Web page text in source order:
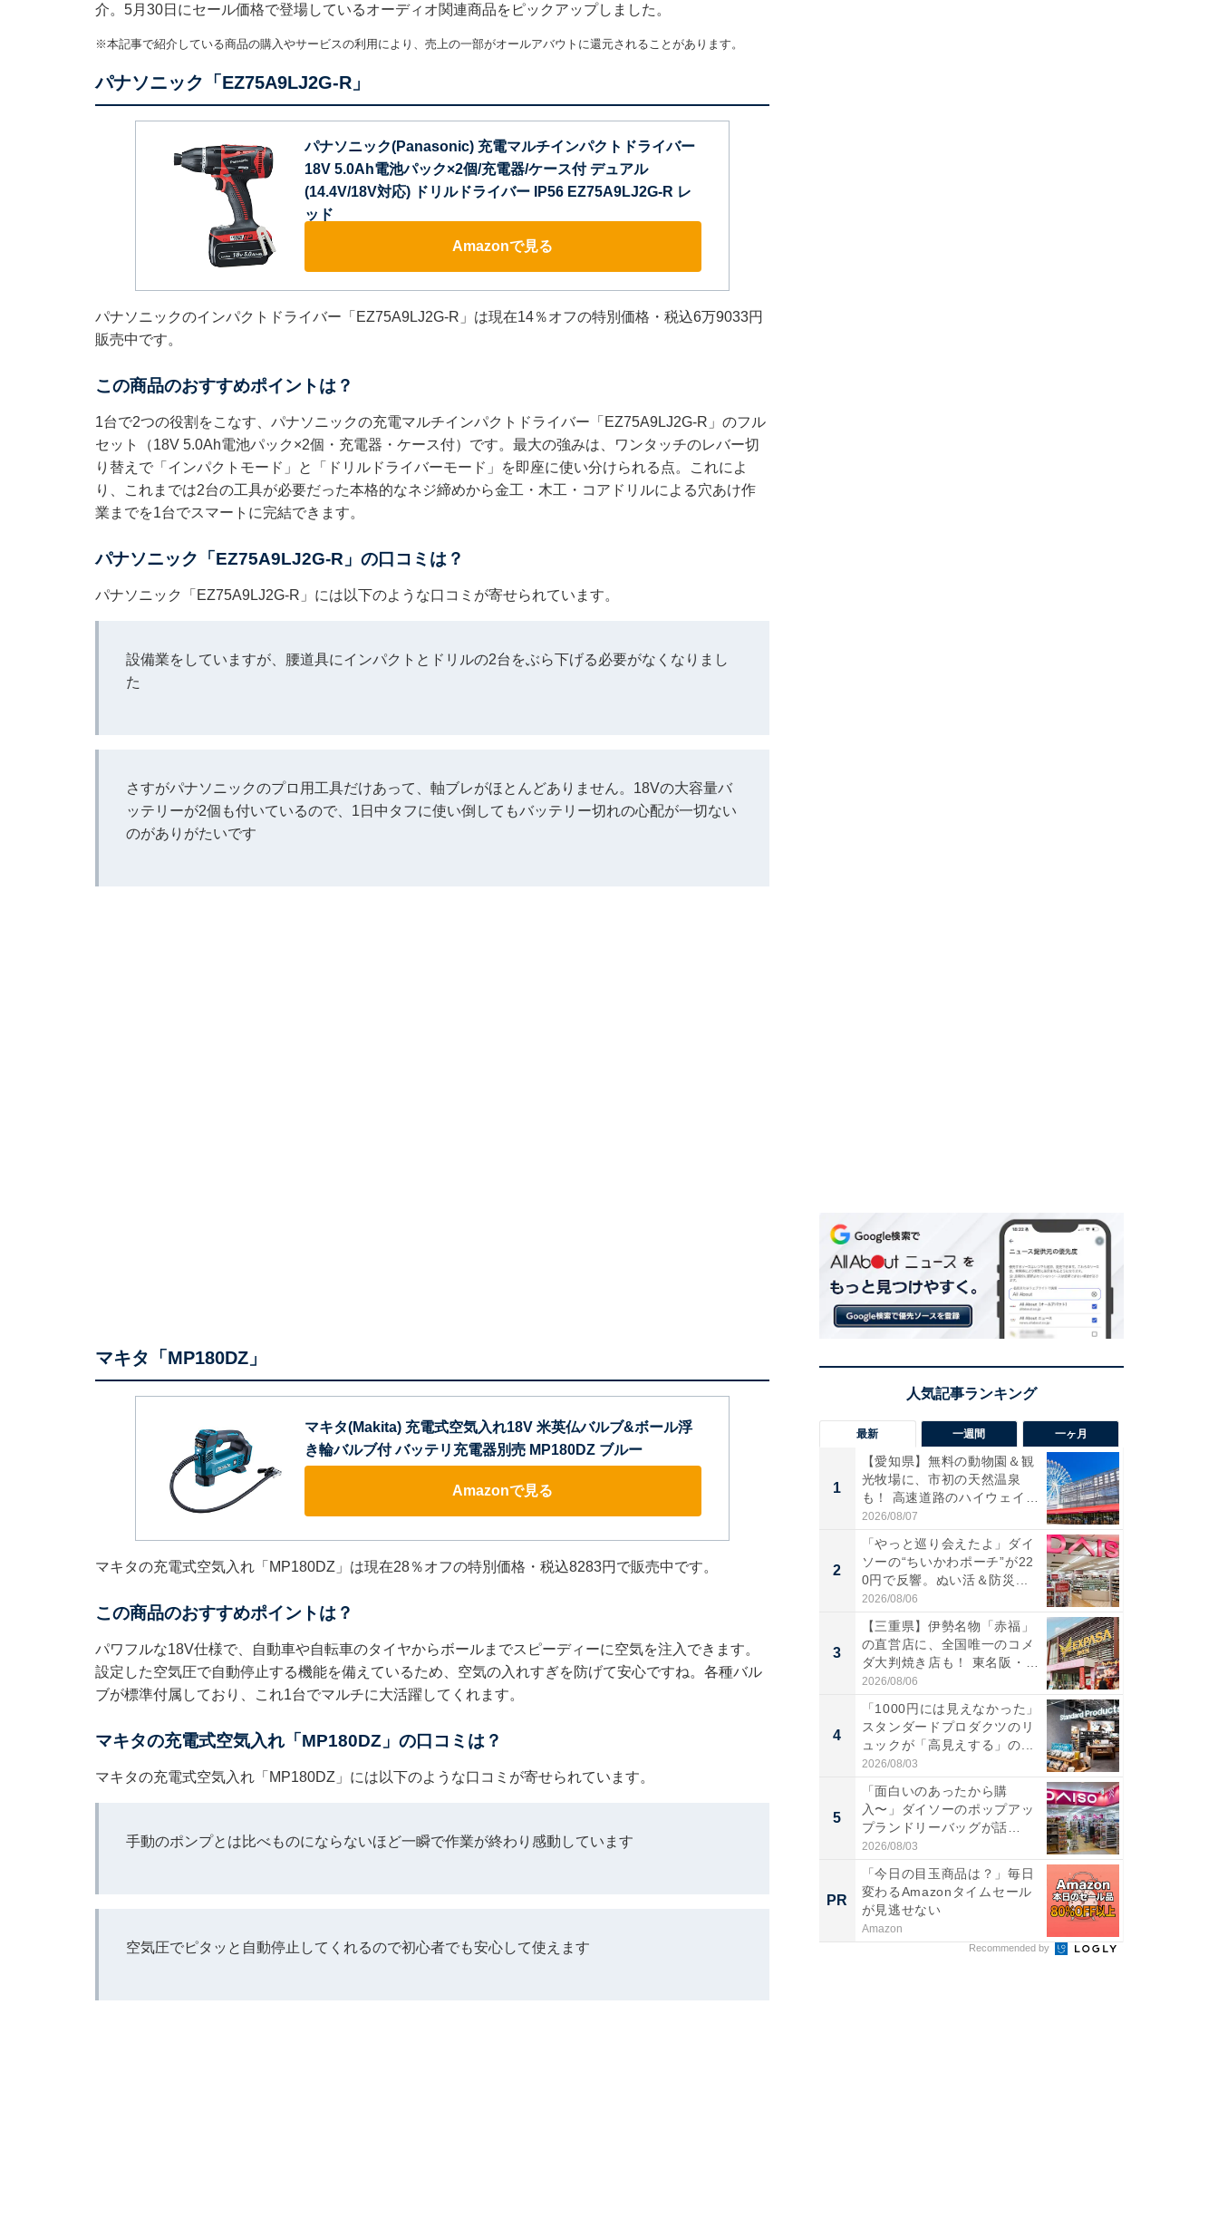
介。5月30日にセール価格で登場しているオーディオ関連商品をピックアップしました。
※本記事で紹介している商品の購入やサービスの利用により、売上の一部がオールアバウトに還元されることがあります。
パナソニック「EZ75A9LJ2G-R」
パナソニック(Panasonic) 充電マルチインパクトドライバー
18V 5.0Ah電池パック×2個/充電器/ケース付 デュアル
(14.4V/18V対応) ドリルドライバー IP56 EZ75A9LJ2G-R レ
ッド
Amazonで見る
パナソニックのインパクトドライバー「EZ75A9LJ2G-R」は現在14％オフの特別価格・税込6万9033円
販売中です。
この商品のおすすめポイントは？
1台で2つの役割をこなす、パナソニックの充電マルチインパクトドライバー「EZ75A9LJ2G-R」のフル
セット（18V 5.0Ah電池パック×2個・充電器・ケース付）です。最大の強みは、ワンタッチのレバー切
り替えで「インパクトモード」と「ドリルドライバーモード」を即座に使い分けられる点。これによ
り、これまでは2台の工具が必要だった本格的なネジ締めから金工・木工・コアドリルによる穴あけ作
業までを1台でスマートに完結できます。
パナソニック「EZ75A9LJ2G-R」の口コミは？
パナソニック「EZ75A9LJ2G-R」には以下のような口コミが寄せられています。
設備業をしていますが、腰道具にインパクトとドリルの2台をぶら下げる必要がなくなりまし
た
さすがパナソニックのプロ用工具だけあって、軸ブレがほとんどありません。18Vの大容量バ
ッテリーが2個も付いているので、1日中タフに使い倒してもバッテリー切れの心配が一切ない
のがありがたいです
マキタ「MP180DZ」
マキタ(Makita) 充電式空気入れ18V 米英仏バルブ&ボール浮
き輪バルブ付 バッテリ充電器別売 MP180DZ ブルー
Amazonで見る
マキタの充電式空気入れ「MP180DZ」は現在28％オフの特別価格・税込8283円で販売中です。
この商品のおすすめポイントは？
パワフルな18V仕様で、自動車や自転車のタイヤからボールまでスピーディーに空気を注入できます。
設定した空気圧で自動停止する機能を備えているため、空気の入れすぎを防げて安心ですね。各種バル
ブが標準付属しており、これ1台でマルチに大活躍してくれます。
マキタの充電式空気入れ「MP180DZ」の口コミは？
マキタの充電式空気入れ「MP180DZ」には以下のような口コミが寄せられています。
手動のポンプとは比べものにならないほど一瞬で作業が終わり感動しています
空気圧でピタッと自動停止してくれるので初心者でも安心して使えます
最新 一週間 一ヶ月
1
【愛知県】無料の動物園＆観
光牧場に、市初の天然温泉
も！ 高速道路のハイウェイオ
ア...
2026/08/07
2
「やっと巡り会えたよ」ダイ
ソーの“ちいかわポーチ”が22
0円で反響。ぬい活＆防災...
2026/08/06
3
【三重県】伊勢名物「赤福」
の直営店に、全国唯一のコメ
ダ大判焼き店も！ 東名阪・
伊...
2026/08/06
4
「1000円には見えなかった」
スタンダードプロダクツのリ
ュックが「高見えする」の...
2026/08/03
5
「面白いのあったから購
入〜」ダイソーのポップアッ
プランドリーバッグが話
題。“さま...
2026/08/03
PR
「今日の目玉商品は？」毎日
変わるAmazonタイムセール
が見逃せない
Amazon
Recommended by